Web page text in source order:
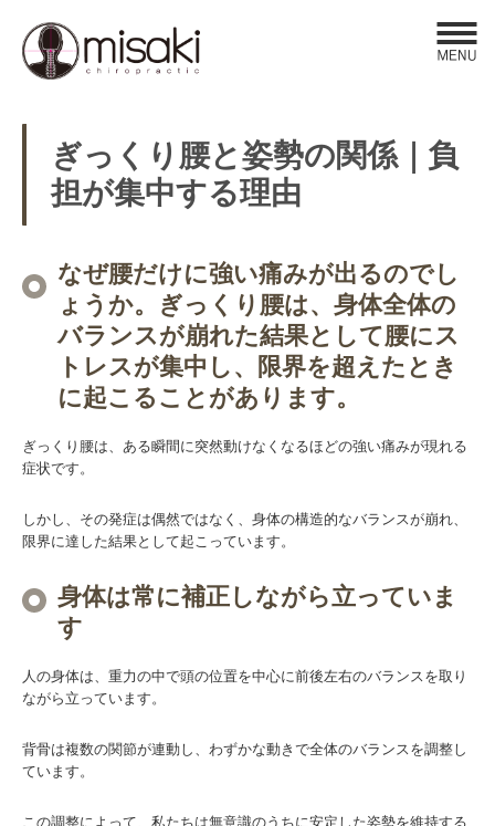
Click​
ぎっくり腰と姿勢の関係｜負
担が集中する理由
なぜ腰だけに強い痛みが出るのでし
ょうか。ぎっくり腰は、身体全体の
バランスが崩れた結果として腰にス
トレスが集中し、限界を超えたとき
に起こることがあります。
ぎっくり腰は、ある瞬間に突然動けなくなるほどの強い痛みが現れる
症状です。
しかし、その発症は偶然ではなく、身体の構造的なバランスが崩れ、
限界に達した結果として起こっています。
身体は常に補正しながら立っていま
す
人の身体は、重力の中で頭の位置を中心に前後左右のバランスを取り
ながら立っています。
背骨は複数の関節が連動し、わずかな動きで全体のバランスを調整し
ています。
この調整によって、私たちは無意識のうちに安定した姿勢を維持する